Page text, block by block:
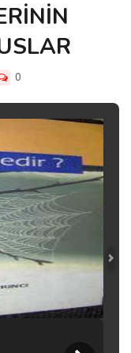
0